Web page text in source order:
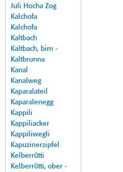
Juli Hocha Zog
Kalchofa
Kalchofa
Kaltbach
Kaltbach, bim -
Kaltbrunna
Kanal
Kanalweg
Kaparalateil
Kaparalenegg
Kappili
Kappiliacker
Kappiliwegli
Kapuzinerzipfel
Kelberrütti
Kelberrütti, ober -